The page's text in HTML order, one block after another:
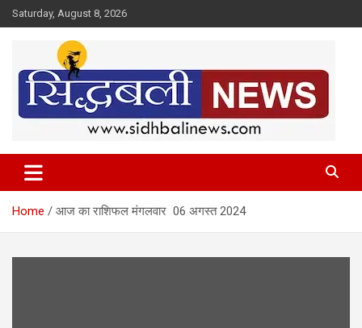
Skip
to
Saturday, August 8, 2026
Sidhbali News
Home आज का राशिफल मंगलवार 06 अगस्त 2024